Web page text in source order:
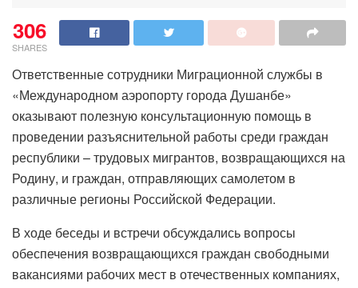
306
SHARES
Ответственные сотрудники Миграционной службы в
«Международном аэропорту города Душанбе»
оказывают полезную консультационную помощь в
проведении разъяснительной работы среди граждан
республики – трудовых мигрантов, возвращающихся на
Родину, и граждан, отправляющих самолетом в
различные регионы Российской Федерации.
В ходе беседы и встречи обсуждались вопросы
обеспечения возвращающихся граждан свободными
вакансиями рабочих мест в отечественных компаниях,